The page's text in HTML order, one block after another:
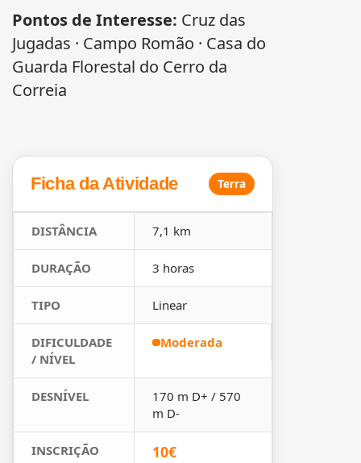
Pontos de Interesse: Cruz das
Jugadas · Campo Romão · Casa do
Guarda Florestal do Cerro da
Correia
Ficha da Atividade Terra
DISTÂNCIA 7,1 km
DURAÇÃO 3 horas
TIPO Linear
DIFICULDADE
/ NÍVEL
Moderada
DESNÍVEL
170 m D+ / 570
m D-
INSCRIÇÃO 10€